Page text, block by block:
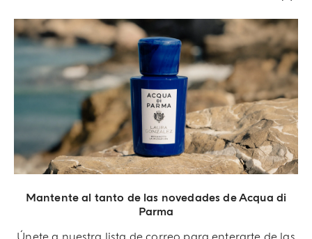
Mantente al tanto de las novedades de Acqua di
Parma